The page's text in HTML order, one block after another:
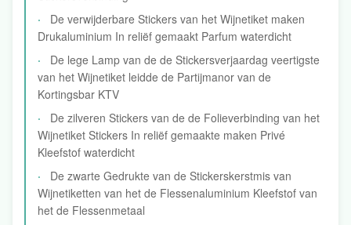
De verwijderbare Stickers van het Wijnetiket maken
Drukaluminium In reliëf gemaakt Parfum waterdicht
De lege Lamp van de de Stickersverjaardag veertigste
van het Wijnetiket leidde de Partijmanor van de
Kortingsbar KTV
De zilveren Stickers van de de Folieverbinding van het
Wijnetiket Stickers In reliëf gemaakte maken Privé
Kleefstof waterdicht
De zwarte Gedrukte van de Stickerskerstmis van
Wijnetiketten van het de Flessenaluminium Kleefstof van
het de Flessenmetaal